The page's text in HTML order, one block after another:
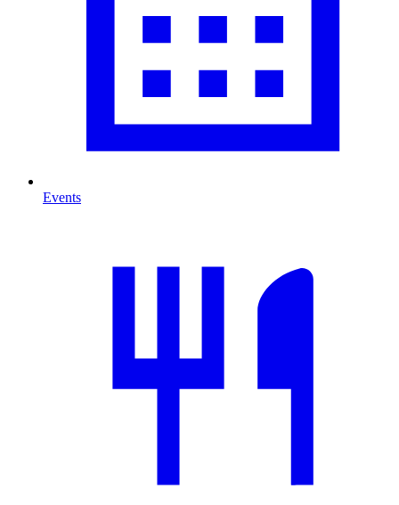
Events